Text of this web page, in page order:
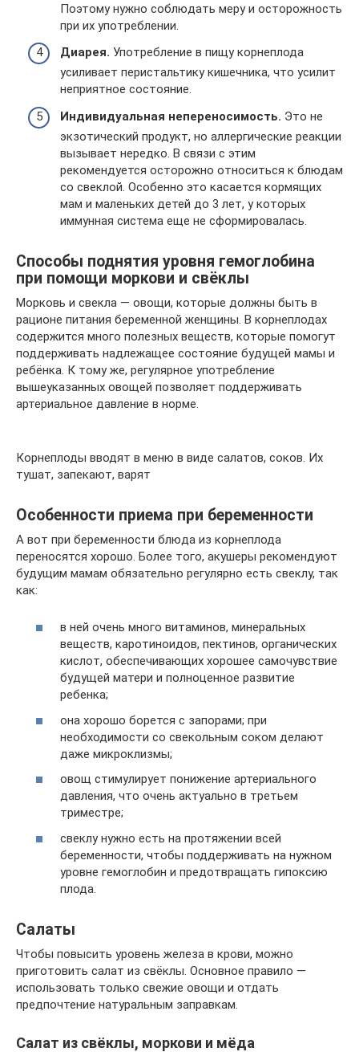
Поэтому нужно соблюдать меру и осторожность
при их употреблении.
Диарея. Употребление в пищу корнеплода
усиливает перистальтику кишечника, что усилит
неприятное состояние.
Индивидуальная непереносимость. Это не
экзотический продукт, но аллергические реакции
вызывает нередко. В связи с этим
рекомендуется осторожно относиться к блюдам
со свеклой. Особенно это касается кормящих
мам и маленьких детей до 3 лет, у которых
иммунная система еще не сформировалась.
Способы поднятия уровня гемоглобина
при помощи моркови и свёклы
Морковь и свекла — овощи, которые должны быть в
рационе питания беременной женщины. В корнеплодах
содержится много полезных веществ, которые помогут
поддерживать надлежащее состояние будущей мамы и
ребёнка. К тому же, регулярное употребление
вышеуказанных овощей позволяет поддерживать
артериальное давление в норме.
Корнеплоды вводят в меню в виде салатов, соков. Их
тушат, запекают, варят
Особенности приема при беременности
А вот при беременности блюда из корнеплода
переносятся хорошо. Более того, акушеры рекомендуют
будущим мамам обязательно регулярно есть свеклу, так
как:
в ней очень много витаминов, минеральных
веществ, каротиноидов, пектинов, органических
кислот, обеспечивающих хорошее самочувствие
будущей матери и полноценное развитие
ребенка;
она хорошо борется с запорами; при
необходимости со свекольным соком делают
даже микроклизмы;
овощ стимулирует понижение артериального
давления, что очень актуально в третьем
триместре;
свеклу нужно есть на протяжении всей
беременности, чтобы поддерживать на нужном
уровне гемоглобин и предотвращать гипоксию
плода.
Салаты
Чтобы повысить уровень железа в крови, можно
приготовить салат из свёклы. Основное правило —
использовать только свежие овощи и отдать
предпочтение натуральным заправкам.
Салат из свёклы, моркови и мёда